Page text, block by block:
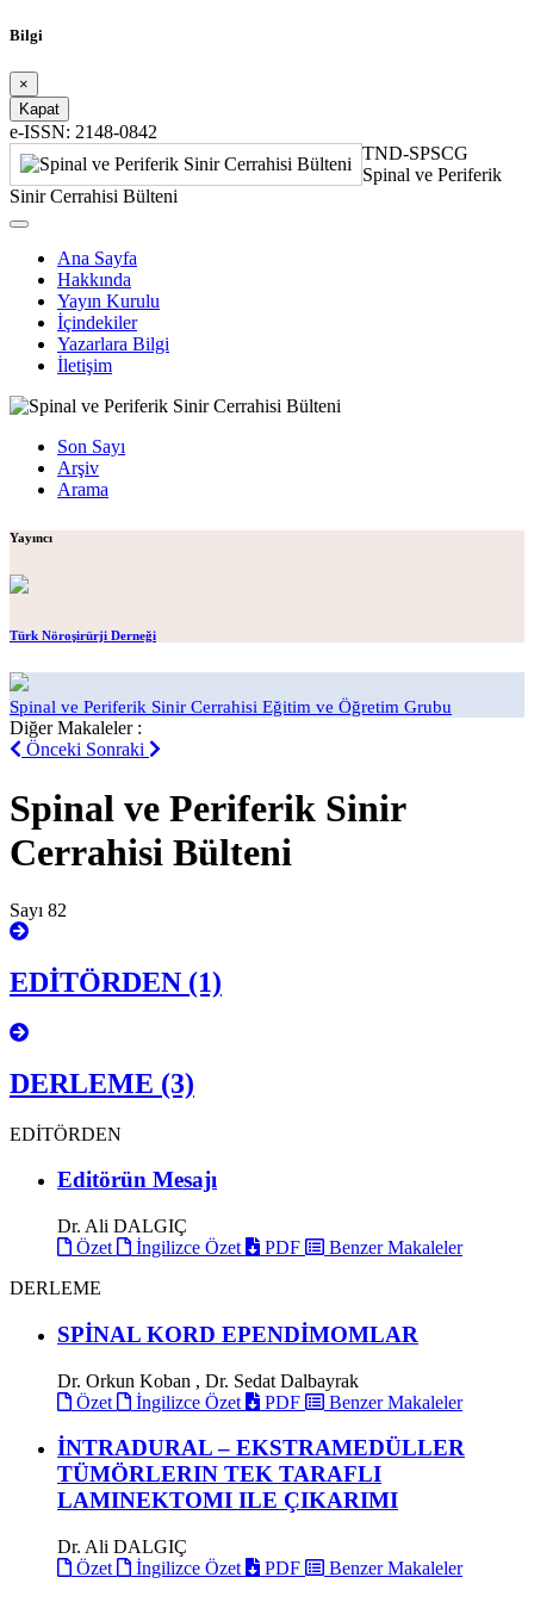
Bilgi
×
Kapat
e-ISSN: 2148-0842
TND-SPSCG
Spinal ve Periferik
Sinir Cerrahisi Bülteni
Ana Sayfa
Hakkında
Yayın Kurulu
İçindekiler
Yazarlara Bilgi
İletişim
Son Sayı
Arşiv
Arama
Yayıncı
Türk Nöroşirürji Derneği
Spinal ve Periferik Sinir Cerrahisi Eğitim ve Öğretim Grubu
Diğer Makaleler :
Önceki Sonraki
Spinal ve Periferik Sinir
Cerrahisi Bülteni
Sayı 82
EDİTÖRDEN (1)
DERLEME (3)
EDİTÖRDEN
Editörün Mesajı
Dr. Ali DALGIÇ
Özet
İngilizce Özet PDF
Benzer Makaleler
DERLEME
SPİNAL KORD EPENDİMOMLAR
Dr. Orkun Koban , Dr. Sedat Dalbayrak
Özet
İngilizce Özet PDF Benzer Makaleler
İNTRADURAL – EKSTRAMEDÜLLER
TÜMÖRLERIN TEK TARAFLI
LAMINEKTOMI ILE ÇIKARIMI
Dr. Ali DALGIÇ
Özet
İngilizce Özet PDF Benzer Makaleler